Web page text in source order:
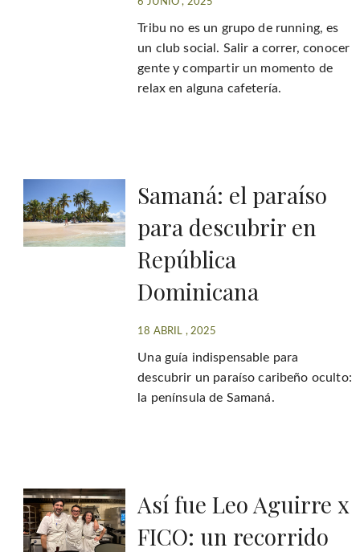
Tribu no es un grupo de running, es
un club social. Salir a correr, conocer
gente y compartir un momento de
relax en alguna cafetería.
Samaná: el paraíso
para descubrir en
República
Dominicana
18 ABRIL , 2025
Una guía indispensable para
descubrir un paraíso caribeño oculto:
la península de Samaná.
Así fue Leo Aguirre x
FICO: un recorrido